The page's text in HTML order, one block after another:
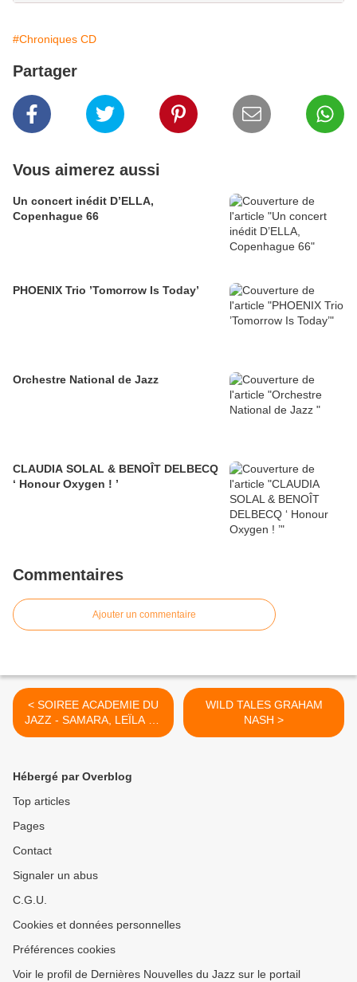
#Chroniques CD
Partager
Vous aimerez aussi
Un concert inédit D’ELLA,
Copenhague 66
PHOENIX Trio ’Tomorrow Is Today’
Orchestre National de Jazz
CLAUDIA SOLAL & BENOÎT DELBECQ
‘ Honour Oxygen ! ’
Commentaires
Ajouter un commentaire
< SOIREE ACADEMIE DU
JAZZ - SAMARA, LEÏLA ET
DIUNNA sous les
WILD TALES GRAHAM
NASH >
Hébergé par Overblog
Top articles
Pages
Contact
Signaler un abus
C.G.U.
Cookies et données personnelles
Préférences cookies
Voir le profil de Dernières Nouvelles du Jazz sur le portail